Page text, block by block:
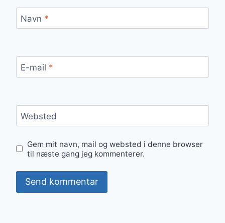
Navn *
E-mail *
Websted
Gem mit navn, mail og websted i denne browser
til næste gang jeg kommenterer.